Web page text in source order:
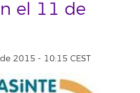
el 11 de
2015 - 10:15 CEST